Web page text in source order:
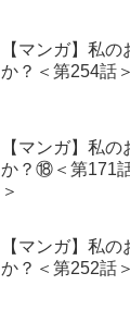
【マンガ】私
か？＜第254話＞
【マンガ】私
か？⑱＜第171
＞
【マンガ】私
か？＜第252話＞